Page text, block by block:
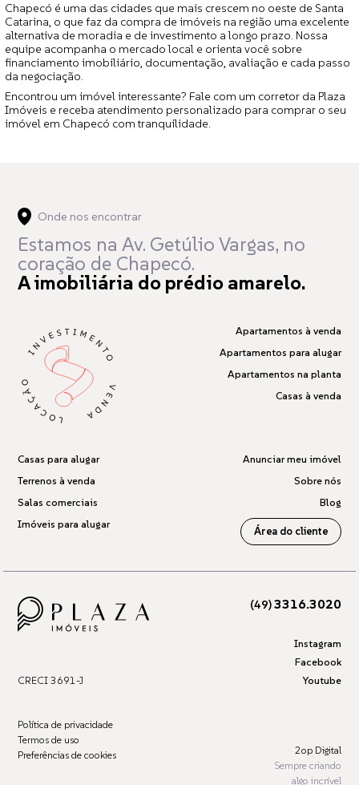
Chapecó é uma das cidades que mais crescem no oeste de Santa
Catarina, o que faz da compra de imóveis na região uma excelente
alternativa de moradia e de investimento a longo prazo. Nossa
equipe acompanha o mercado local e orienta você sobre
financiamento imobiliário, documentação, avaliação e cada passo
da negociação.
Encontrou um imóvel interessante? Fale com um corretor da Plaza
Imóveis e receba atendimento personalizado para comprar o seu
imóvel em Chapecó com tranquilidade.
Onde nos encontrar
Estamos na Av. Getúlio Vargas, no
coração de Chapecó.
A imobiliária do prédio amarelo.
Apartamentos à venda
Apartamentos para alugar
Apartamentos na planta
Casas à venda
Casas para alugar
Terrenos à venda
Salas comerciais
Imóveis para alugar
Anunciar meu imóvel
Sobre nós
Blog
Área do cliente
CRECI 3691-J
(49)3316.3020
Instagram
Facebook
Youtube
Política de privacidade
Termos de uso
Preferências de cookies
2op Digital
Sempre criando
algo incrível